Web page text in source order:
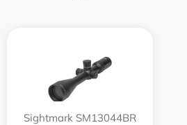
Sightmark SM13044BR